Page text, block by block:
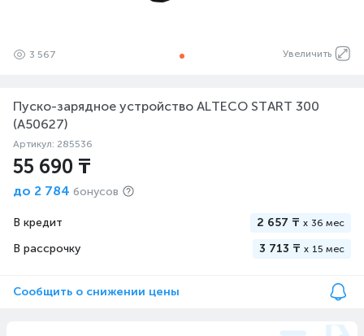
Увеличить
3 567
Пуско-зарядное устройство ALTECO START 300
(A50627)
Артикул: 285536
55 690 ₸
до 2 784 бонусов
В кредит 2 657 ₸ x 36 мес
В рассрочку 3 713 ₸ x 15 мес
Сообщить о снижении цены